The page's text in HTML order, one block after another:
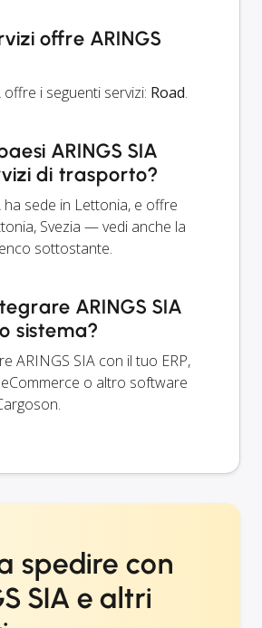
offre ARINGS
offre i seguenti servizi: Road.
ARINGS SIA
di trasporto?
ha sede in Lettonia, e offre
Svezia — vedi anche la
sottostante.
ARINGS SIA
sistema?
ARINGS SIA con il tuo ERP,
o altro software
spedire con
SIA e altri